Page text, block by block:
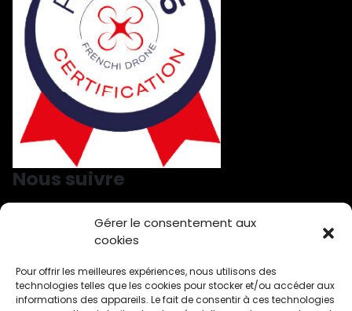
Gérer le consentement aux
cookies
Pour offrir les meilleures expériences, nous utilisons des
technologies telles que les cookies pour stocker et/ou accéder aux
informations des appareils. Le fait de consentir à ces technologies
Nous suivre
Nous suivre sur LinkedIn
Nous suivre sur Facebook
Démoussage à AhuyToiture démoussage par drone Aiserey
Traitement bardage à ArboisArnay le Duc – Drone traitement